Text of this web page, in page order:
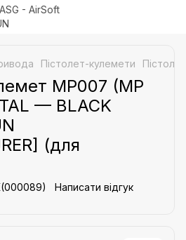
Пістолет-кулемети
MP007 (MP
— BLACK
(для
Написати відгук